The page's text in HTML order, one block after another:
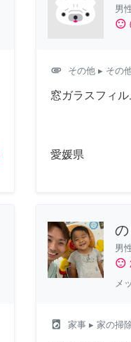
男
sentiment_satisfied
attachment その他▸ その
窓ガラスフィル
愛媛県
男
sentiment_satisfied
メ
local_laundry_service 家事▸ 家の掃